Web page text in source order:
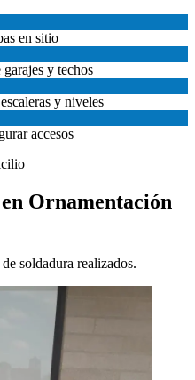
en sitio
y techos
y niveles
accesos
Ornamentación
soldadura realizados.